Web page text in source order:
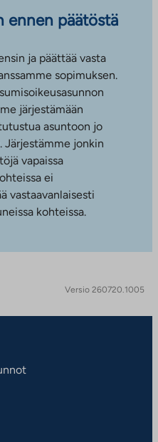
ennen päätöstä
ja päättää vasta
sopimuksen.
järjestämään
asuntoon jo
Järjestämme jonkin
vapaissa
ei
vastaavanlaisesti
kohteissa.
Versio 260720.1005